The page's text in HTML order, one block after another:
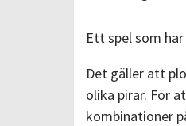
Ett spel som
Det gäller att
olika pirar. För
kombinationer